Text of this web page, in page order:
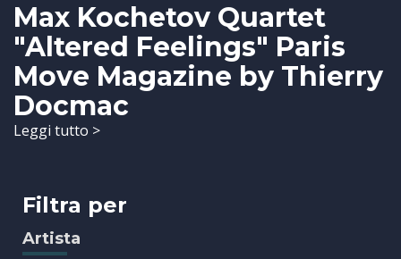
Max Kochetov Quartet
"Altered Feelings" Paris
Move Magazine by Thierry
Docmac
Leggi tutto >
Filtra per
Artista